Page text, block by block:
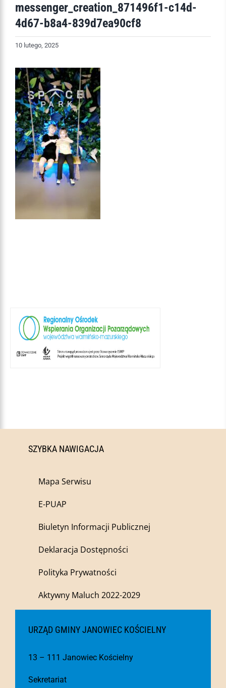
messenger_creation_871496f1-c14d-
4d67-b8a4-839d7ea90cf8
10 lutego, 2025
SZYBKA NAWIGACJA
Mapa Serwisu
E-PUAP
Biuletyn Informacji Publicznej
Deklaracja Dostępności
Polityka Prywatności
Aktywny Maluch 2022-2029
URZĄD GMINY JANOWIEC KOŚCIELNY
13 – 111 Janowiec Kościelny
Sekretariat